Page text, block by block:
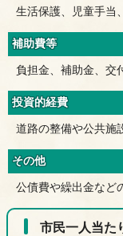
生活保護、児童手当
補助費等
負担金、補助金、交
投資的経費
道路の整備や公共施
その他
公債費や繰出金など
市民一人当た